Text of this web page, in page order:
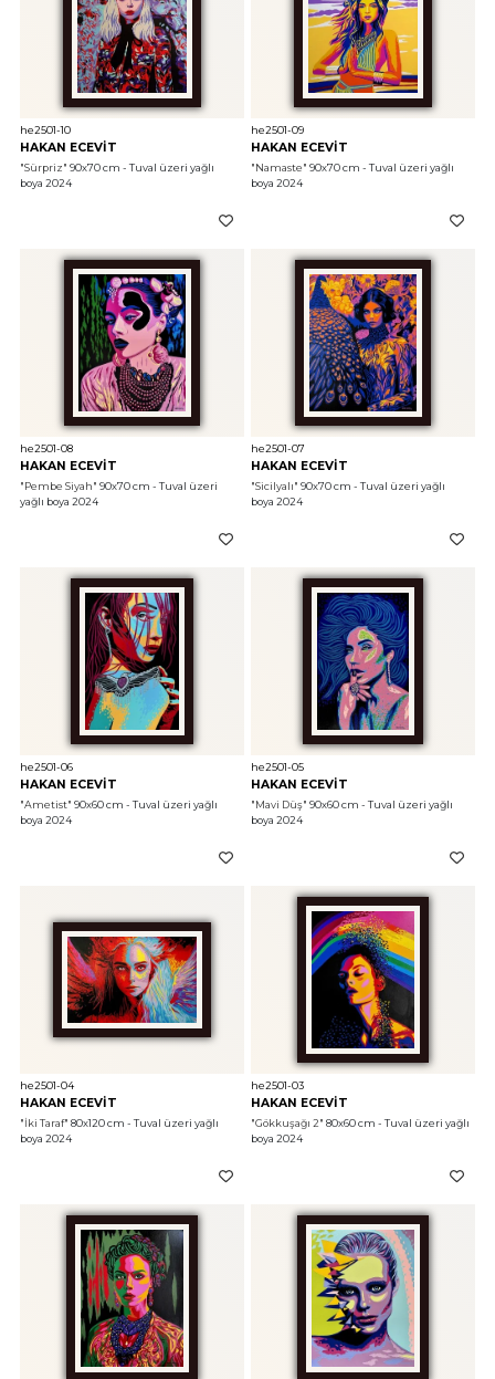
he2501-10
HAKAN ECEVİT
"Sürpriz" 90x70 cm - Tuval üzeri yağlı
boya 2024
he2501-09
HAKAN ECEVİT
"Namaste" 90x70 cm - Tuval üzeri yağlı
boya 2024
he2501-08
HAKAN ECEVİT
"Pembe Siyah" 90x70 cm - Tuval üzeri
yağlı boya 2024
he2501-07
HAKAN ECEVİT
"Sicilyalı" 90x70 cm - Tuval üzeri yağlı
boya 2024
he2501-06
HAKAN ECEVİT
"Ametist" 90x60 cm - Tuval üzeri yağlı
boya 2024
he2501-05
HAKAN ECEVİT
"Mavi Düş" 90x60 cm - Tuval üzeri yağlı
boya 2024
he2501-04
HAKAN ECEVİT
"İki Taraf" 80x120 cm - Tuval üzeri yağlı
boya 2024
he2501-03
HAKAN ECEVİT
"Gökkuşağı 2" 80x60 cm - Tuval üzeri yağlı
boya 2024